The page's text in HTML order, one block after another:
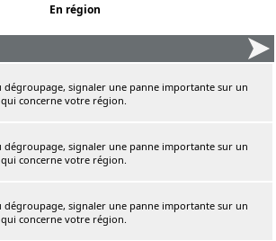
En région
dégroupage, signaler une panne importante sur un
concerne votre région.
dégroupage, signaler une panne importante sur un
concerne votre région.
dégroupage, signaler une panne importante sur un
concerne votre région.